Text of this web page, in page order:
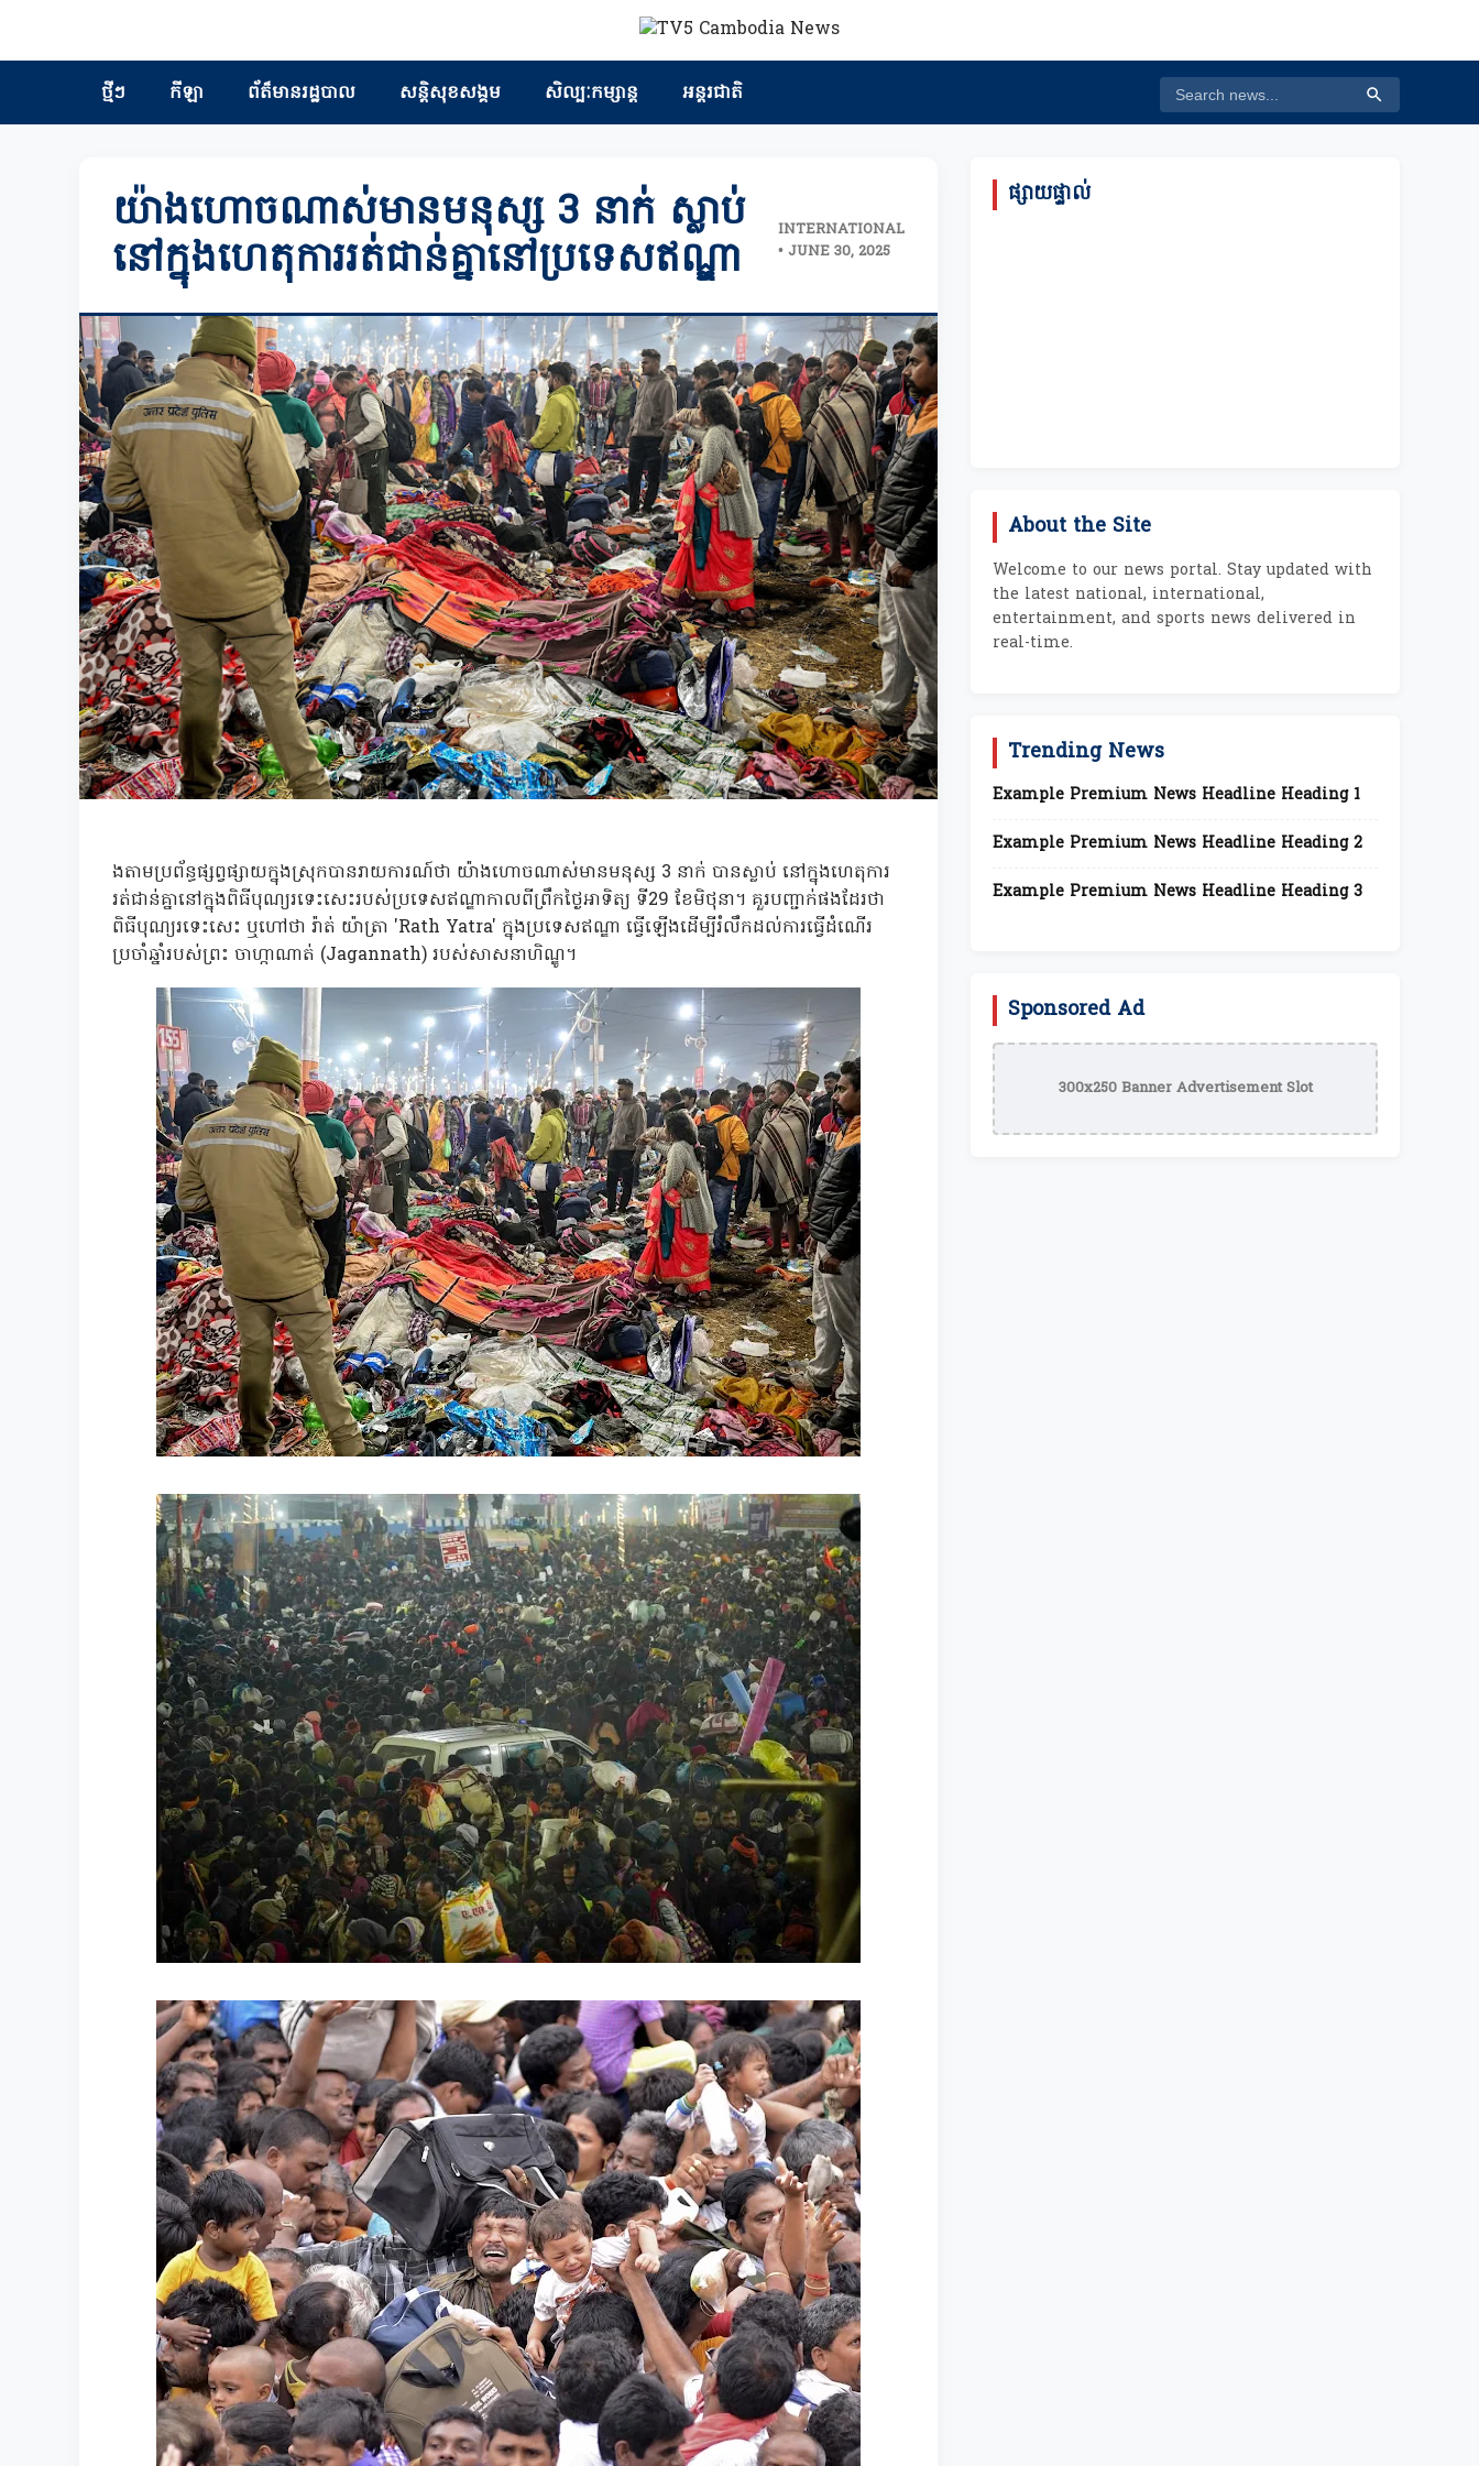
ថ្មីៗ កីឡា ព័ត៏មានរដ្ឋបាល សន្តិសុខសង្គម សិល្បៈកម្សាន្ត អន្តរជាតិ
យ៉ាងហោចណាស់មានមនុស្ស 3 នាក់ ស្លាប់
នៅក្នុងហេតុការរត់ជាន់គ្នានៅប្រទេសឥណ្ឌា
INTERNATIONAL
• JUNE 30, 2025
ងតាមប្រព័ន្ធផ្សព្វផ្សាយក្នុងស្រុកបានរាយការណ៍ថា យ៉ាងហោចណាស់មានមនុស្ស 3 នាក់ បានស្លាប់ នៅក្នុងហេតុការ
រត់ជាន់គ្នានៅក្នុងពិធីបុណ្យរទេះសេះរបស់ប្រទេសឥណ្ឌាកាលពីព្រឹកថ្ងៃអាទិត្យ ទី29 ខែមិថុនា។ គួរបញ្ជាក់ផងដែរថា
ពិធីបុណ្យរទេះសេះ ឬហៅថា រ៉ាត់ យ៉ាត្រា 'Rath Yatra' ក្នុងប្រទេសឥណ្ឌា ធ្វើឡើងដើម្បីរំលឹកដល់ការធ្វើដំណើរ
ប្រចាំឆ្នាំរបស់ព្រះ ចាហ្កាណាត់ (Jagannath) របស់សាសនាហិណ្ឌូ។
ផ្សាយផ្ទាល់
About the Site
Welcome to our news portal. Stay updated with
the latest national, international,
entertainment, and sports news delivered in
real-time.
Trending News
Example Premium News Headline Heading 1
Example Premium News Headline Heading 2
Example Premium News Headline Heading 3
Sponsored Ad
300x250 Banner Advertisement Slot